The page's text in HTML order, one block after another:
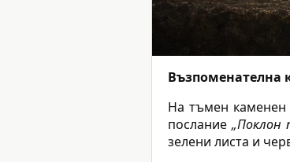
Възпоменателна
На тъмен каменен
послание„Поклон
зелени листа и